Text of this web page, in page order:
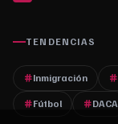
TENDENCIAS
Inmigración
Fútbol DACA